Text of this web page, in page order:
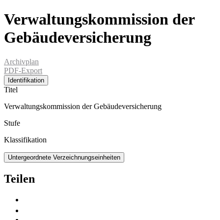
Verwaltungskommission der
Gebäudeversicherung
Archivplan
PDF-Export
Identifikation
Titel
Verwaltungskommission der Gebäudeversicherung
Stufe
Klassifikation
Untergeordnete Verzeichnungseinheiten
Teilen